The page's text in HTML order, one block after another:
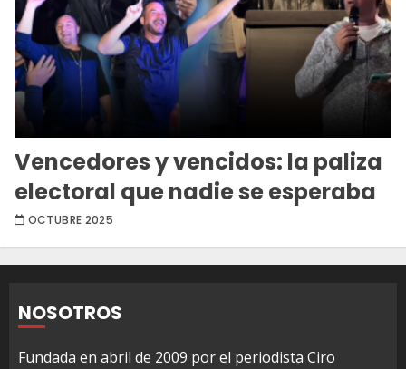
Vencedores y vencidos: la paliza
electoral que nadie se esperaba
OCTUBRE 2025
NOSOTROS
Fundada en abril de 2009 por el periodista Ciro